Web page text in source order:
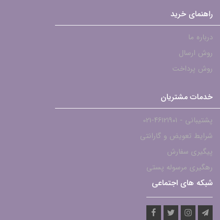
راهنمای خرید
درباره ما
روش ارسال
روش پرداخت
خدمات مشتریان
پشتیبانی - ۴۶۱۲۱۹۰۱-021
شرایط تعویض و گارانتی
پیگیری سفارش
رهگیری مرسوله پستی
شبکه های اجتماعی